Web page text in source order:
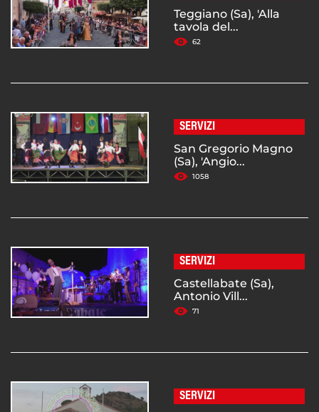
Teggiano (Sa), 'Alla
tavola del...
62
SERVIZI
San Gregorio Magno
(Sa), 'Angio...
1058
SERVIZI
Castellabate (Sa),
Antonio Vill...
71
SERVIZI